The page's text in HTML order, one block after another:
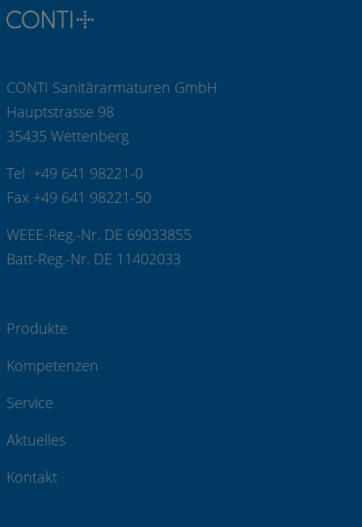
CONTI Sanitärarmaturen GmbH
Hauptstrasse 98
35435 Wettenberg
Tel +49 641 98221-0
Fax +49 641 98221-50
WEEE-Reg.-Nr. DE 69033855
Batt-Reg.-Nr. DE 11402033
Produkte
Kompetenzen
Service
Aktuelles
Kontakt